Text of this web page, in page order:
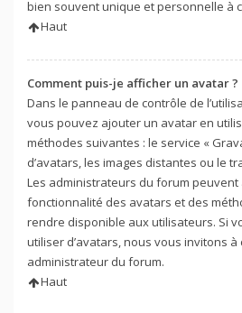
bien souvent unique et personnelle à
Haut
Comment puis-je afficher un avatar ?
Dans le panneau de contrôle de
vous pouvez ajouter un avatar en
méthodes suivantes : le service «
d’avatars, les images distantes ou le
Les administrateurs du forum peuvent
fonctionnalité des avatars et des
rendre disponible aux utilisateurs. Si
utiliser d’avatars, nous vous invitons à
administrateur du forum.
Haut